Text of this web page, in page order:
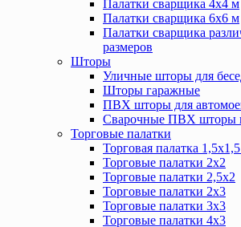
Палатки сварщика 4х4 м
Палатки сварщика 6х6 м
Палатки сварщика
размеров
Шторы
Уличные шторы для
Шторы гаражные
ПВХ шторы для
Сварочные ПВХ шторы
Торговые палатки
Торговая палатка
Торговые палатки 2х2
Торговые палатки 2,5х2
Торговые палатки 2х3
Торговые палатки 3х3
Торговые палатки 4х3